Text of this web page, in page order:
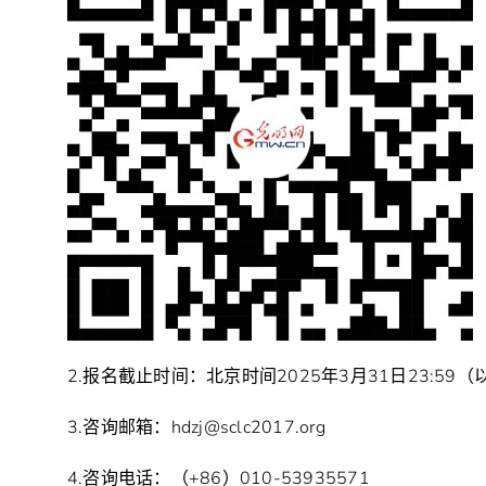
2.报名截止时间：北京时间2025年3月31日23:59（
3.咨询邮箱：hdzj@sclc2017.org
4.咨询电话：（+86）010-53935571